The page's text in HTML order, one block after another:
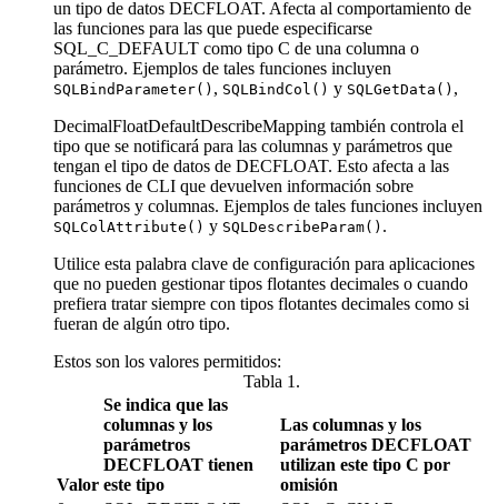
un tipo de datos DECFLOAT. Afecta al comportamiento de
las funciones para las que puede especificarse
SQL_C_DEFAULT como tipo C de una columna o
parámetro. Ejemplos de tales funciones incluyen
SQLBindParameter() , SQLBindCol() y SQLGetData() ,
DecimalFloatDefaultDescribeMapping también controla el
tipo que se notificará para las columnas y parámetros que
tengan el tipo de datos de DECFLOAT. Esto afecta a las
funciones de CLI que devuelven información sobre
parámetros y columnas. Ejemplos de tales funciones incluyen
SQLColAttribute() y SQLDescribeParam() .
Utilice esta palabra clave de configuración para aplicaciones
que no pueden gestionar tipos flotantes decimales o cuando
prefiera tratar siempre con tipos flotantes decimales como si
fueran de algún otro tipo.
Estos son los valores permitidos:
Tabla 1.
Valor
Se indica que las
columnas y los
parámetros
DECFLOAT tienen
este tipo
Las columnas y los
parámetros DECFLOAT
utilizan este tipo C por
omisión